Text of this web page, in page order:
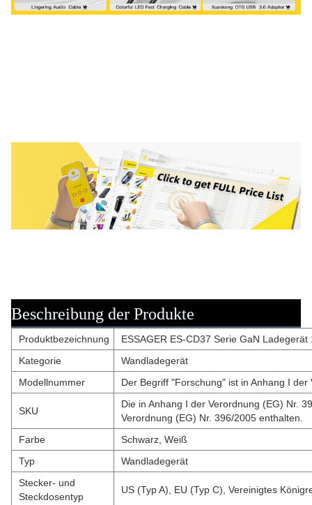
Beschreibung der Produkte
Produktbezeichnung
ESSAGER ES-CD37 Serie GaN
Kategorie
Wandladegerät
Modellnummer
Der Begriff "Forschung" ist in Anhang I
SKU
Die in Anhang I der Verordnung (EG) Nr.
Verordnung (EG) Nr. 396/2005 enthalten.
Farbe
Schwarz, Weiß
Typ
Wandladegerät
Stecker- und
Steckdosentyp
US (Typ A), EU (Typ C), Vereinigtes